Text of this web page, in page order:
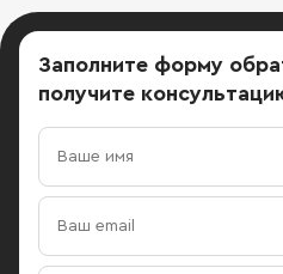
Заполните форму
получите